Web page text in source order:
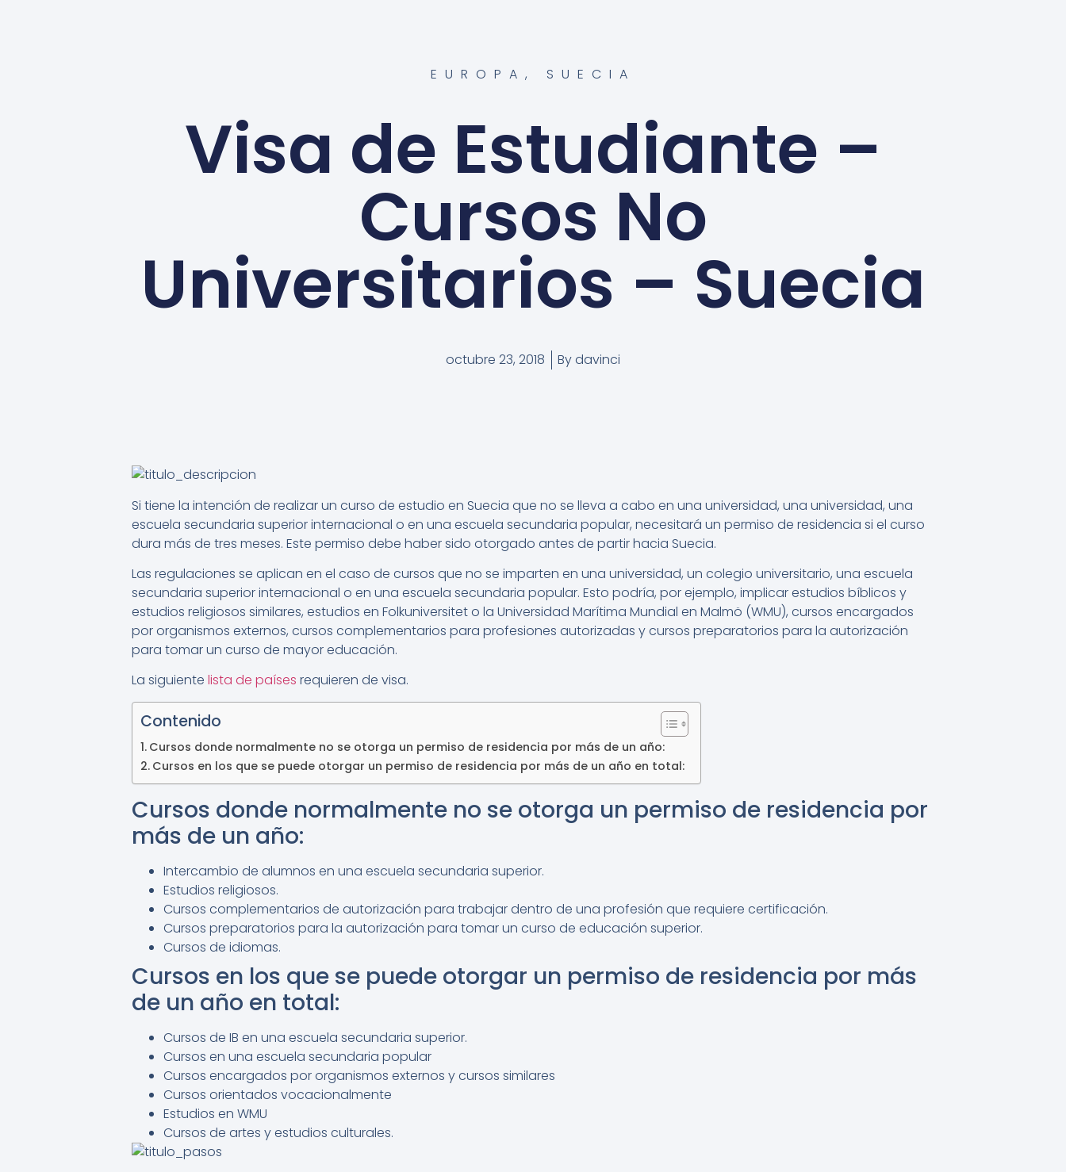
EUROPA , SUECIA
Visa de Estudiante –
Cursos No
Universitarios – Suecia
octubre 23, 2018 Bydavinci
Si tiene la intención de realizar un curso de estudio en Suecia que no se lleva a cabo en una universidad, una universidad, una
escuela secundaria superior internacional o en una escuela secundaria popular, necesitará un permiso de residencia si el curso
dura más de tres meses. Este permiso debe haber sido otorgado antes de partir hacia Suecia.
Las regulaciones se aplican en el caso de cursos que no se imparten en una universidad, un colegio universitario, una escuela
secundaria superior internacional o en una escuela secundaria popular. Esto podría, por ejemplo, implicar estudios bíblicos y
estudios religiosos similares, estudios en Folkuniversitet o la Universidad Marítima Mundial en Malmö (WMU), cursos encargados
por organismos externos, cursos complementarios para profesiones autorizadas y cursos preparatorios para la autorización
para tomar un curso de mayor educación.
La siguiente lista de países requieren de visa.
Contenido
Cursos donde normalmente no se otorga un permiso de residencia por más de un año:
Cursos en los que se puede otorgar un permiso de residencia por más de un año en total:
Cursos donde normalmente no se otorga un permiso de residencia por
más de un año:
Intercambio de alumnos en una escuela secundaria superior.
Estudios religiosos.
Cursos complementarios de autorización para trabajar dentro de una profesión que requiere certificación.
Cursos preparatorios para la autorización para tomar un curso de educación superior.
Cursos de idiomas.
Cursos en los que se puede otorgar un permiso de residencia por más
de un año en total:
Cursos de IB en una escuela secundaria superior.
Cursos en una escuela secundaria popular
Cursos encargados por organismos externos y cursos similares
Cursos orientados vocacionalmente
Estudios en WMU
Cursos de artes y estudios culturales.